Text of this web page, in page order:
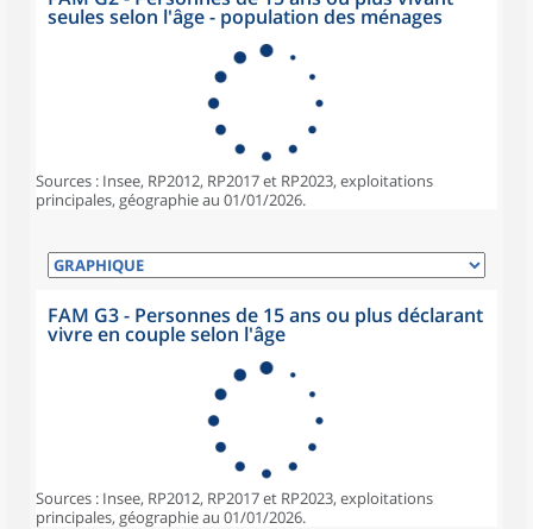
seules selon l'âge - population des ménages
Sources : Insee, RP2012, RP2017 et RP2023, exploitations
principales, géographie au 01/01/2026.
FAM G3 - Personnes de 15 ans ou plus déclarant
vivre en couple selon l'âge
Sources : Insee, RP2012, RP2017 et RP2023, exploitations
principales, géographie au 01/01/2026.